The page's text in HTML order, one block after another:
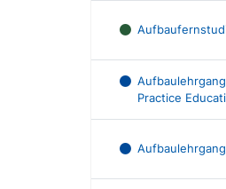
Practice